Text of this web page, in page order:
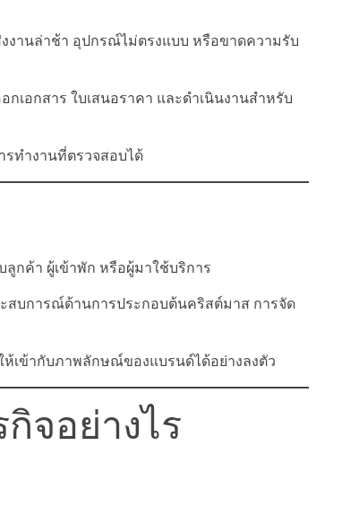
งานล่าช้า อุปกรณ์ไม่ตรงแบบ หรือขาดความรับ
เอกสาร ใบเสนอราคา และดำเนินงานสำหรับ
รทำงานที่ตรวจสอบได้
กค้า ผู้เข้าพัก หรือผู้มาใช้บริการ
บการณ์ด้านการประกอบต้นคริสต์มาส การจัด
เข้ากับภาพลักษณ์ของแบรนด์ได้อย่างลงตัว
จอย่างไร